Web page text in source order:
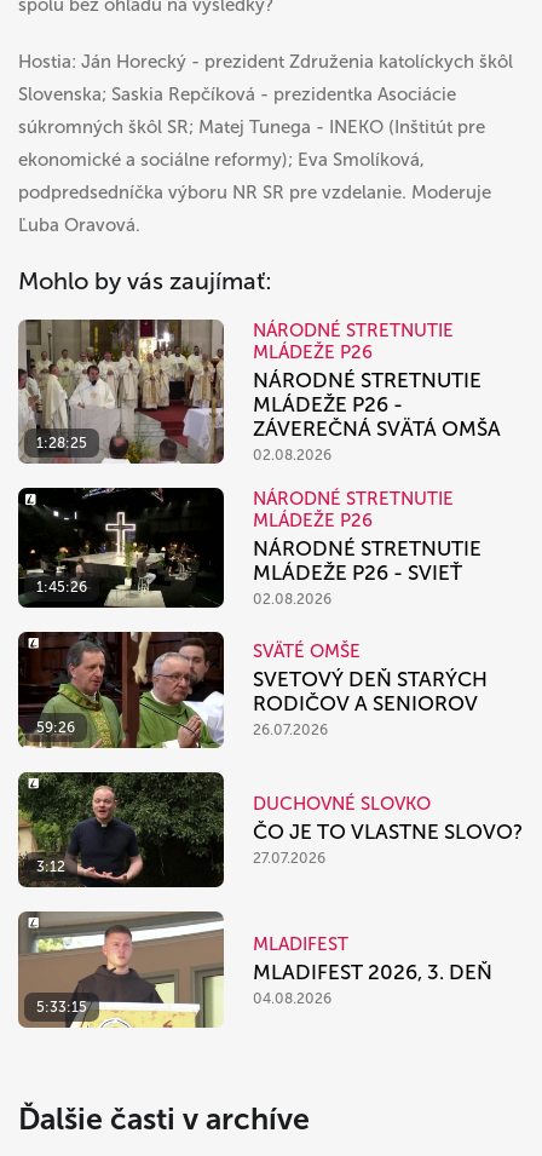
spolu bez ohľadu na výsledky?
Hostia: Ján Horecký - prezident Združenia katolíckych škôl
Slovenska; Saskia Repčíková - prezidentka Asociácie
súkromných škôl SR; Matej Tunega - INEKO (Inštitút pre
ekonomické a sociálne reformy); Eva Smolíková,
podpredsedníčka výboru NR SR pre vzdelanie. Moderuje
Ľuba Oravová.
Mohlo by vás zaujímať:
1:28:25
NÁRODNÉ STRETNUTIE
MLÁDEŽE P26
NÁRODNÉ STRETNUTIE
MLÁDEŽE P26 -
ZÁVEREČNÁ SVÄTÁ OMŠA
02.08.2026
1:45:26
NÁRODNÉ STRETNUTIE
MLÁDEŽE P26
NÁRODNÉ STRETNUTIE
MLÁDEŽE P26 - SVIEŤ
02.08.2026
59:26
SVÄTÉ OMŠE
SVETOVÝ DEŇ STARÝCH
RODIČOV A SENIOROV
26.07.2026
3:12
DUCHOVNÉ SLOVKO
ČO JE TO VLASTNE SLOVO?
27.07.2026
5:33:15
MLADIFEST
MLADIFEST 2026, 3. DEŇ
04.08.2026
Ďalšie časti v archíve